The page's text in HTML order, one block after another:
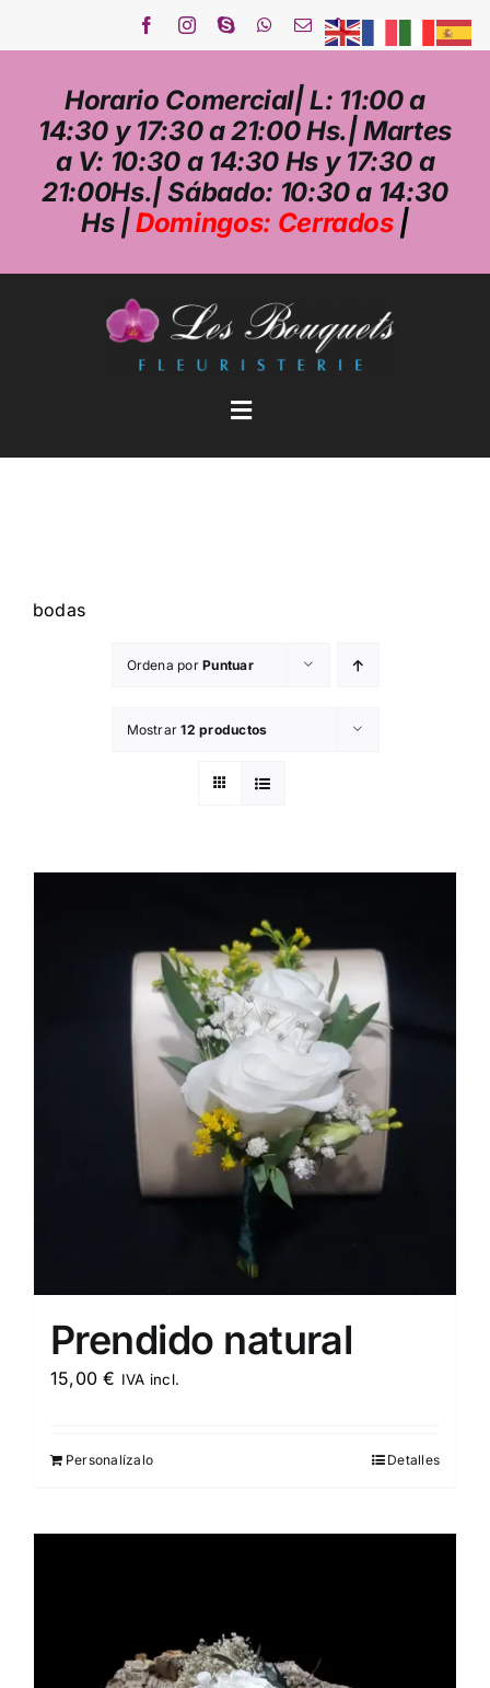
Horario Comercial| L: 11:00 a
14:30 y 17:30 a 21:00 Hs.| Martes
a V: 10:30 a 14:30 Hs y 17:30 a
21:00Hs.| Sábado: 10:30 a 14:30
Hs |Domingos: Cerrados|
Toggle
Navigation
FLORISTERÍA ONLINE
bodas
Ordena porPuntuar
Mostrar12 productos
Prendido natural
15,00€ IVA incl.
Personalízalo Detalles